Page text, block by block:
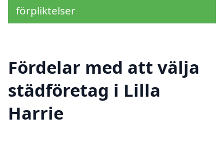
förpliktelser
Fördelar med att välja
städföretag i Lilla
Harrie